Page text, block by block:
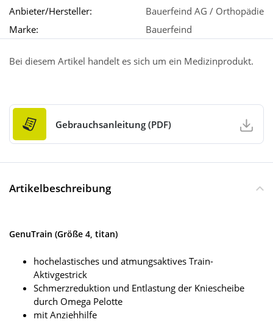
Anbieter/Hersteller:
Bauerfeind AG / Orthopädie
Marke:
Bauerfeind
Bei diesem Artikel handelt es sich um ein Medizinprodukt.
Gebrauchsanleitung (PDF)
Artikelbeschreibung
GenuTrain (Größe 4, titan)
hochelastisches und atmungsaktives Train-
Aktivgestrick
Schmerzreduktion und Entlastung der Kniescheibe
durch Omega Pelotte
mit Anziehhilfe